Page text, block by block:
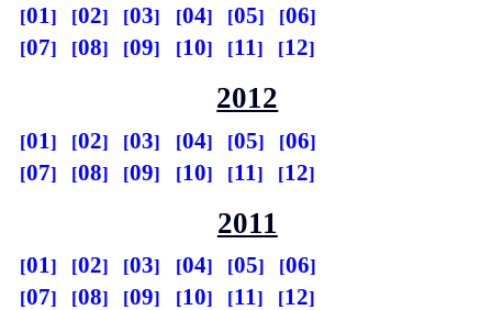
01 02 03 04 05
06
07
08 09 10 11 12
2012
01 02 03 04 05
06
07
08 09 10 11 12
2011
01 02 03 04 05
06
07
08 09 10 11 12